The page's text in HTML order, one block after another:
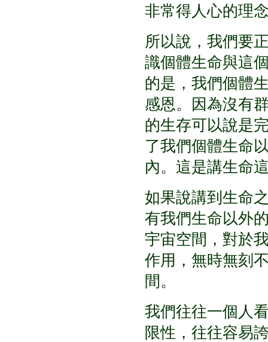
非常得人心的理
所以說，我們要
識個體生命與這
的是，我們個體
感恩。因為沒有
的生存可以說是
了我們個體生命
內。這是講生命
如果說講到生命
有我們生命以外
宇宙空間，對於
作用，無時無刻
間。
我們往往一個人
限性，往往容易